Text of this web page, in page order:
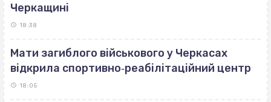
Черкащині
18:38
Мати загиблого військового у Черкасах
відкрила спортивно‐реабілітаційний центр
18:05